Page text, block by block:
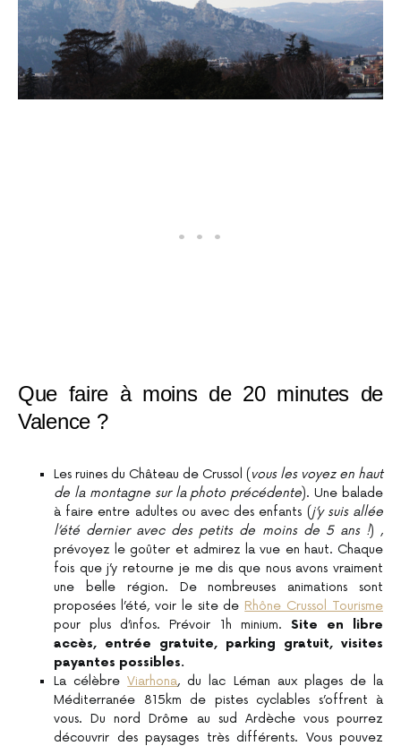
Que faire à moins de 20 minutes de
Valence ?
Les ruines du Château de Crussol ( vous les voyez en haut
de la montagne sur la photo précédente). Une balade
à faire entre adultes ou avec des enfants (j’y suis allée
l’été dernier avec des petits de moins de 5 ans !) ,
prévoyez le goûter et admirez la vue en haut. Chaque
fois que j’y retourne je me dis que nous avons vraiment
une belle région. De nombreuses animations sont
proposées l’été, voir le site de Rhône Crussol Tourisme
pour plus d’infos. Prévoir 1h minium. Site en libre
accès, entrée gratuite, parking gratuit, visites
payantes possibles.
La célèbreViarhona, du lac Léman aux plages de la
Méditerranée 815km de pistes cyclables s’offrent à
vous. Du nord Drôme au sud Ardèche vous pourrez
découvrir des paysages très différents. Vous pouvez